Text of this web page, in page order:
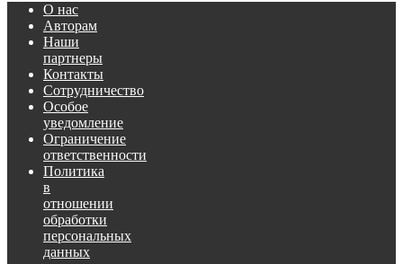
О нас
Авторам
Наши
партнеры
Контакты
Сотрудничество
Особое
уведомление
Ограничение
ответственности
Политика
в
отношении
обработки
персональных
данных